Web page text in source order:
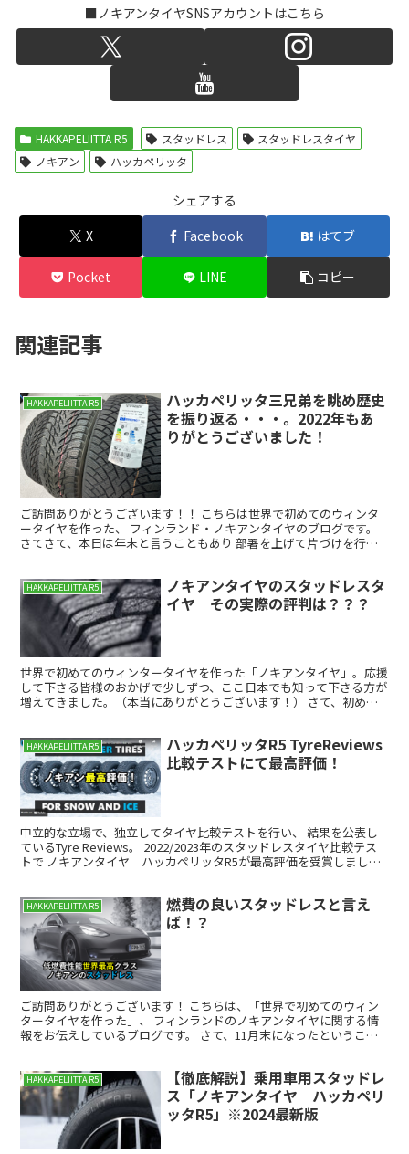
■ノキアンタイヤSNSアカウントはこちら
HAKKAPELIITTA R5 スタッドレス
スタッドレスタイヤ
ノキアン
ハッカペリッタ
シェアする
X
Facebook はてブ
Pocket LINE コピー
関連記事
HAKKAPELIITTA R5
ハッカペリッタ三兄弟を眺め歴史
を振り返る・・・。2022年もあ
りがとうございました！
ご訪問ありがとうございます！！ こちらは世界で初めてのウィンタ
ータイヤを作った、 フィンランド・ノキアンタイヤのブログです。
さてさて、本日は年末と言うこともあり 部署を上げて片づけを行い
HAKKAPELIITTA R5
ノキアンタイヤのスタッドレスタ
イヤ その実際の評判は？？？
世界で初めてのウィンタータイヤを作った「ノキアンタイヤ」。応援
して下さる皆様のおかげで少しずつ、ここ日本でも知って下さる方が
増えてきました。（本当にありがとうございます！） さて、初めて
HAKKAPELIITTA R5
ハッカペリッタR5 TyreReviews
比較テストにて最高評価！
中立的な立場で、独立してタイヤ比較テストを行い、 結果を公表し
ているTyre Reviews。 2022/2023年のスタッドレスタイヤ比較テス
トで ノキアンタイヤ ハッカペリッタR5が最高評価を受賞しまし
HAKKAPELIITTA R5
燃費の良いスタッドレスと言え
ば！？
ご訪問ありがとうございます！ こちらは、「世界で初めてのウィン
タータイヤを作った」、 フィンランドのノキアンタイヤに関する情
報をお伝えしているブログです。 さて、11月末になったということ
HAKKAPELIITTA R5
【徹底解説】乗用車用スタッドレ
ス「ノキアンタイヤ ハッカペリ
ッタR5」※2024最新版